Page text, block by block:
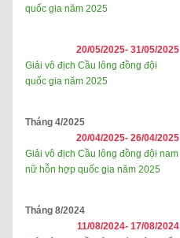
quốc gia năm 2025
20/05/2025- 31/05/2025
Giải vô địch Cầu lông đồng đội
quốc gia năm 2025
Tháng 4/2025
20/04/2025- 26/04/2025
Giải vô địch Cầu lông đồng đội nam
nữ hỗn hợp quốc gia năm 2025
Tháng 8/2024
11/08/2024- 17/08/2024